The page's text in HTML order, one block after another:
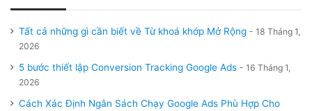
Tất cả những gì cần biết về Từ khoá khớp Mở Rộng
18 Tháng 1,
2026
5 bước thiết lập Conversion Tracking Google Ads
16 Tháng 1,
2026
Cách Xác Định Ngân Sách Chạy Google Ads Phù Hợp Cho